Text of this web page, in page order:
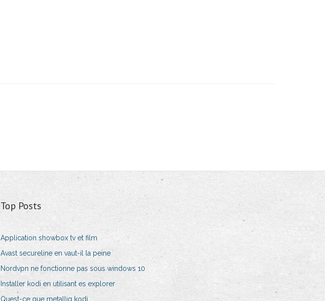
Top Posts
Application showbox tv et film
Avast secureline en vaut-il la peine
Nordvpn ne fonctionne pas sous windows 10
Installer kodi en utilisant es explorer
Quest-ce que metalliq kodi